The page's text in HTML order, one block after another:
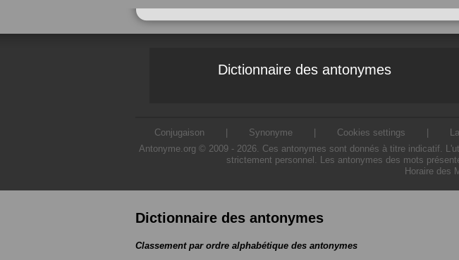
Dictionnaire des antonymes
Conjugaison Synonyme Cookies settings
Antonyme.org © 2009 - 2026. Ces antonymes sont donnés à titre indicatif.
strictement personnel. Les antonymes des mots
Horaire des
Dictionnaire des antonymes
Classement par ordre alphabétique des antonymes